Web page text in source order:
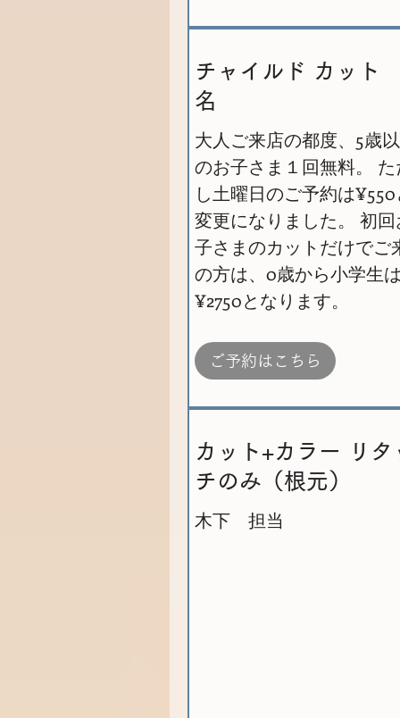
チャイルド カット
名
大人ご来店の都度、5歳
のお子さま１回無料。 た
し土曜日のご予約は
変更になりました。 初回
子さまのカットだけでご
の方は、0歳から小学生
¥2750となります。
ご予約はこちら
カット+カラー リタ
チのみ（根元）
木下 担当